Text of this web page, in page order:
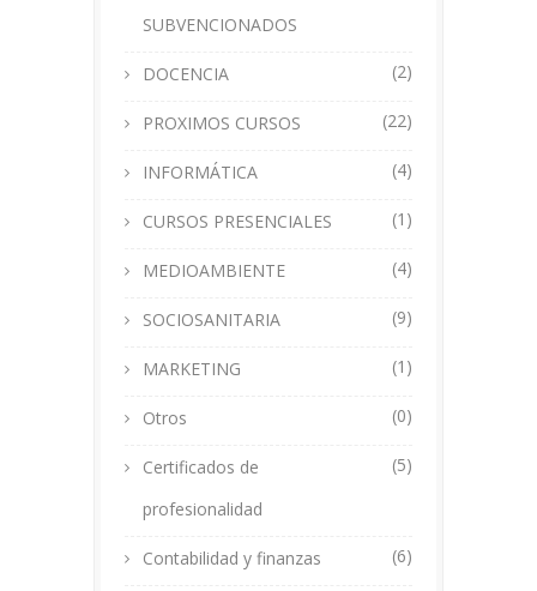
SUBVENCIONADOS
DOCENCIA (2)
PROXIMOS CURSOS (22)
INFORMÁTICA (4)
CURSOS PRESENCIALES (1)
MEDIOAMBIENTE (4)
SOCIOSANITARIA (9)
MARKETING (1)
Otros (0)
Certificados de
profesionalidad
(5)
Contabilidad y finanzas (6)